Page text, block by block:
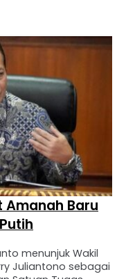
Amanah Baru
menunjuk Wakil
Juliantono sebagai